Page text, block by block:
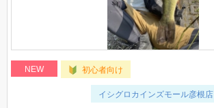
NEW 初心者向け
イシグロカインズモール彦根店